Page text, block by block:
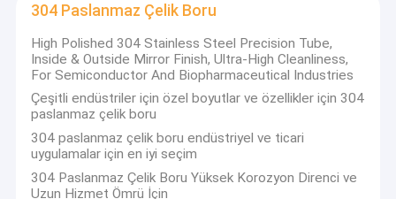
304 Paslanmaz Çelik Boru
High Polished 304 Stainless Steel Precision Tube,
Inside & Outside Mirror Finish, Ultra-High Cleanliness,
For Semiconductor And Biopharmaceutical Industries
Çeşitli endüstriler için özel boyutlar ve özellikler için 304
paslanmaz çelik boru
304 paslanmaz çelik boru endüstriyel ve ticari
uygulamalar için en iyi seçim
304 Paslanmaz Çelik Boru Yüksek Korozyon Direnci ve
Uzun Hizmet Ömrü İçin